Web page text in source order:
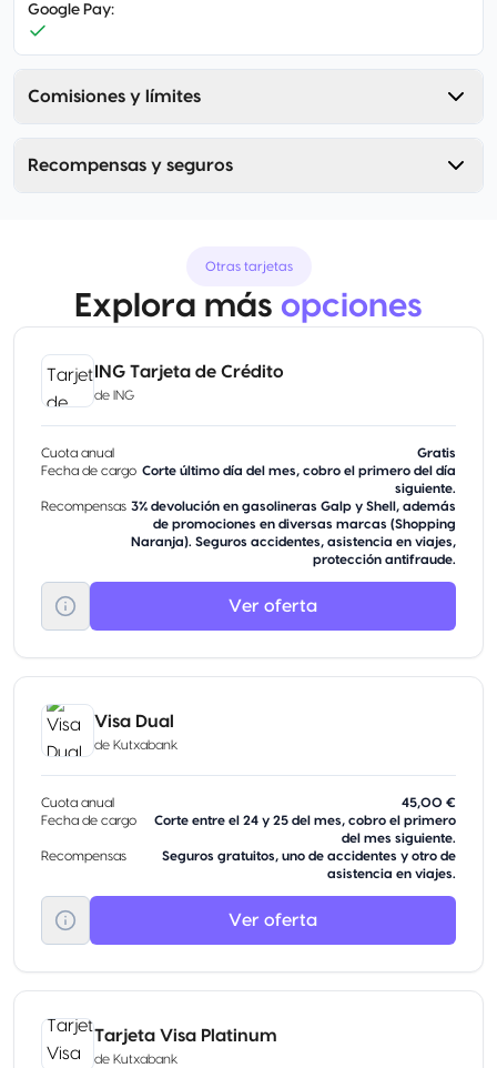
Google Pay:
Comisiones y límites
Recompensas y seguros
Otras tarjetas
Explora más opciones
ING Tarjeta de Crédito
de ING
Cuota anual
Gratis
Fecha de cargo Corte último día del mes, cobro el primero del día
siguiente.
Recompensas 3% devolución en gasolineras Galp y Shell, además
de promociones en diversas marcas (Shopping
Naranja). Seguros accidentes, asistencia en viajes,
protección antifraude.
Ver oferta
Visa Dual
de Kutxabank
Cuota anual
45,00 €
Fecha de cargo
Corte entre el 24 y 25 del mes, cobro el primero
del mes siguiente.
Recompensas
Seguros gratuitos, uno de accidentes y otro de
asistencia en viajes.
Ver oferta
Tarjeta Visa Platinum
de Kutxabank